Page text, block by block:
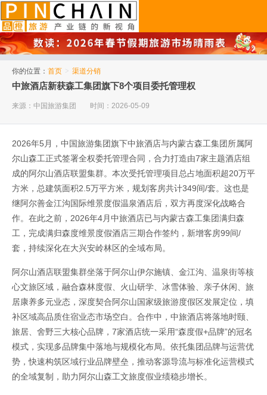
你的位置： 首页 > 渠道分销
中旅酒店新获森工集团旗下8个项目委托管理权
来源：中国旅游集团 时间：2026-05-09
2026年5月，中国旅游集团旗下中旅酒店与内蒙古森工集团所属阿
尔山森工正式签署全权委托管理合同，合力打造由7家主题酒店组
成的阿尔山酒店联盟集群。本次受托管理项目总占地面积超20万平
方米，总建筑面积2.5万平方米，规划客房共计349间/套。这也是
继阿尔善金江沟国际维景度假温泉酒店后，双方再度深化战略合
作。在此之前，2026年4月中旅酒店已与内蒙古森工集团满归森
工，完成满归森度维景度假酒店三期合作签约，新增客房99间/
套，持续深化在大兴安岭林区的全域布局。
阿尔山酒店联盟集群坐落于阿尔山伊尔施镇、金江沟、温泉街等核
心文旅区域，融合森林度假、火山研学、冰雪体验、亲子休闲、旅
居康养多元业态，深度契合阿尔山国家级旅游度假区发展定位，填
补区域高品质住宿业态市场空白。合作中，中旅酒店将落地时颐、
旅居、舍野三大核心品牌，7家酒店统一采用“森度假+品牌”的冠名
模式，实现多品牌集中落地与规模化布局。依托集团品牌与运营优
势，快速构筑区域行业品牌壁垒，推动客源导流与标准化运营模式
的全域复制，助力阿尔山森工文旅度假业绩稳步增长。